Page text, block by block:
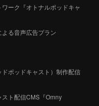
ーク『オトナルポッドキャ
る音声広告プラン
ポッドキャスト）制作配信
ト配信CMS『Omny